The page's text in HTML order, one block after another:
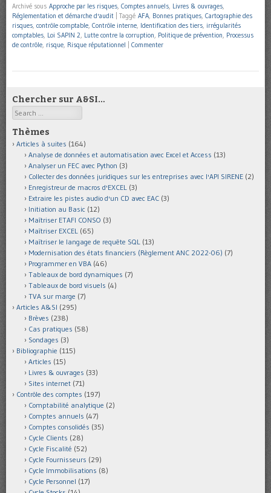
Archivé sous Approche par les risques, Comptes annuels, Livres & ouvrages,
Réglementation et démarche d'audit
Taggé AFA, Bonnes pratiques, Cartographie des
risques, contrôle comptable, Contrôle interne, Identification des tiers, irrégularités
comptables, Loi SAPIN 2, Lutte contre la corruption, Politique de prévention, Processus
de contrôle, risque, Risque réputationnel Commenter
Chercher sur A&SI…
Search
Thèmes
Articles à suites (164)
Analyse de données et automatisation avec Excel et Access (13)
Analyser un FEC avec Python (3)
Collecter des données juridiques sur les entreprises avec l'API SIRENE (2)
Enregistreur de macros d'EXCEL (3)
Extraire les pistes audio d'un CD avec EAC (3)
Initiation au Basic (12)
Maîtriser ETAFI CONSO (3)
Maîtriser EXCEL (65)
Maîtriser le langage de requête SQL (13)
Modernisation des états financiers (Règlement ANC 2022-06) (7)
Programmer en VBA (46)
Tableaux de bord dynamiques (7)
Tableaux de bord visuels (4)
TVA sur marge (7)
Articles A&SI (295)
Brèves (238)
Cas pratiques (58)
Sondages (3)
Bibliographie (115)
Articles (15)
Livres & ouvrages (33)
Sites internet (71)
Contrôle des comptes (197)
Comptabilité analytique (2)
Comptes annuels (47)
Comptes consolidés (35)
Cycle Clients (28)
Cycle Fiscalité (52)
Cycle Fournisseurs (29)
Cycle Immobilisations (8)
Cycle Personnel (17)